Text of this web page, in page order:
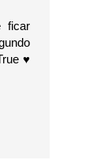
ficar
♥